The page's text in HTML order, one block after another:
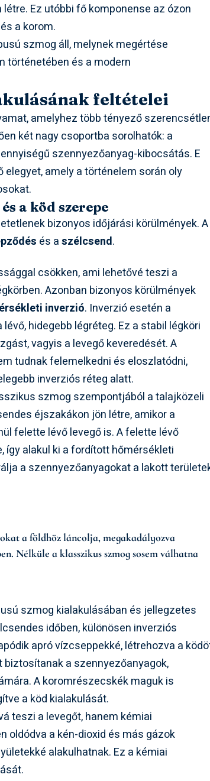
Ez utóbbi fő komponense az ózon
a korom.
szmog áll, melynek megértése
történetében és a modern
feltételei
amelyhez több tényező
két nagy csoportba sorolhatók: a
szennyezőanyag-kibocsátás. E
amely a történelem során oly
a köd szerepe
bizonyos időjárási körülmények. A
és aszélcsend.
csökken, ami lehetővé teszi a
Azonban bizonyos körülmények
inverzió. Inverzió esetén a
hidegebb légréteg. Ez a stabil légköri
vagyis a levegő keveredését. A
tudnak felemelkedni és eloszlatódni,
inverziós réteg alatt.
szmog szempontjából a talajközeli
éjszakákon jön létre, amikor a
felette lévő levegő is. A felette lévő
így alakul ki a fordított hőmérsékleti
a szennyezőanyagokat a lakott
a földhöz láncolja, megakadályozva
Nélküle a klasszikus szmog sosem válhatna
szmog kialakulásában és jellegzetes
időben, különösen inverziós
apró vízcseppekké, létrehozva a
a szennyezőanyagok,
A koromrészecskék maguk is
a köd kialakulását.
teszi a levegőt, hanem kémiai
oldódva a kén-dioxid és más gázok
alakulhatnak. Ez a kémiai